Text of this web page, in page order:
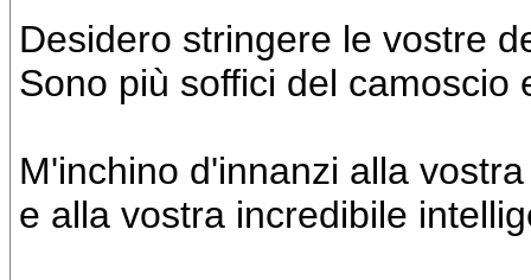
Desidero stringere le vostre
Sono più soffici del camoscio
M'inchino d'innanzi alla
e alla vostra incredibile